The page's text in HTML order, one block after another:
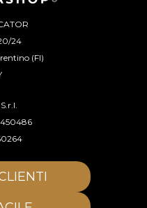
24
(FI)